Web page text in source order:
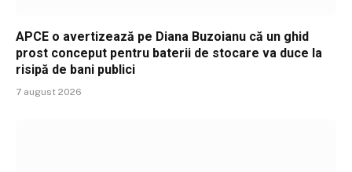
APCE o avertizează pe Diana Buzoianu că un ghid
prost conceput pentru baterii de stocare va duce la
risipă de bani publici
7 august 2026